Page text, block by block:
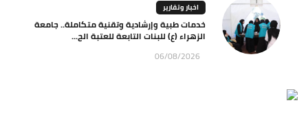
اخبار وتقارير
خدمات طبية وإرشادية وتقنية متكاملة.. جامعة
الزهراء (ع) للبنات التابعة للعتبة الح...
06/08/2026